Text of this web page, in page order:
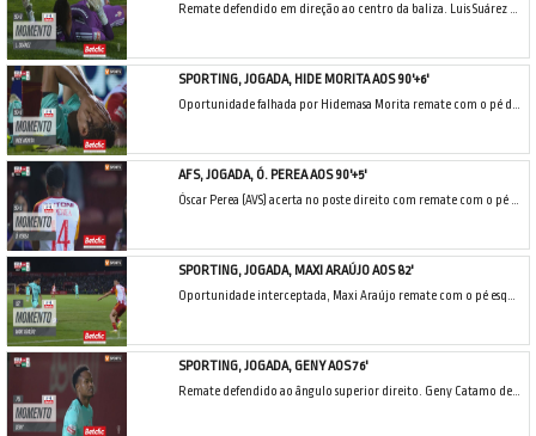
Remate defendido em direção ao centro da baliza. Luis Suárez remate com o pé direito em frente à baliza. Assistência de Daniel Bragança.
SPORTING, JOGADA, HIDE MORITA AOS 90'+6'
Oportunidade falhada por Hidemasa Morita remate com o pé direito em frente à baliza. Assistência de Luis Suárez.
AFS, JOGADA, Ó. PEREA AOS 90'+5'
Óscar Perea (AVS) acerta no poste direito com remate com o pé direito do lado esquerdo da área. Assistência de Nenê depois de um contra ataque.
SPORTING, JOGADA, MAXI ARAÚJO AOS 82'
Oportunidade interceptada, Maxi Araújo remate com o pé esquerdo no coração da área. Assistência de Luis Suárez.
SPORTING, JOGADA, GENY AOS 76'
Remate defendido ao ângulo superior direito. Geny Catamo de cabeça no coração da área. Assistência de Zeno Debast.